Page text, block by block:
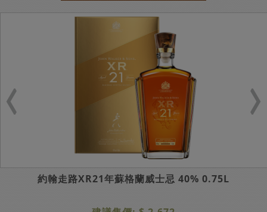
約翰走路XR21年蘇格蘭威士忌 40% 0.75L